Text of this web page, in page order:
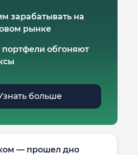
зарабатывать на
рынке
обгоняют
больше
— прошел дно